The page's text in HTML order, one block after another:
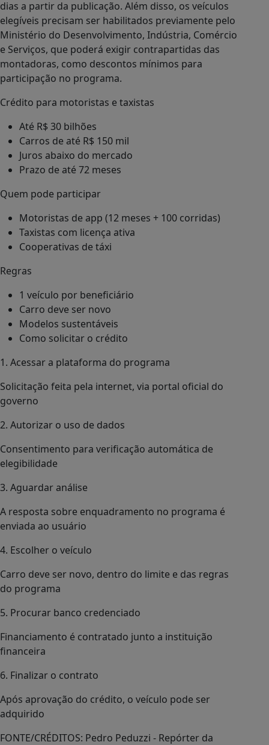
dias a partir da publicação. Além disso, os veículos
elegíveis precisam ser habilitados previamente pelo
Ministério do Desenvolvimento, Indústria, Comércio
e Serviços, que poderá exigir contrapartidas das
montadoras, como descontos mínimos para
participação no programa.
Crédito para motoristas e taxistas
Até R$ 30 bilhões
Carros de até R$ 150 mil
Juros abaixo do mercado
Prazo de até 72 meses
Quem pode participar
Motoristas de app (12 meses + 100 corridas)
Taxistas com licença ativa
Cooperativas de táxi
Regras
1 veículo por beneficiário
Carro deve ser novo
Modelos sustentáveis
Como solicitar o crédito
1. Acessar a plataforma do programa
Solicitação feita pela internet, via portal oficial do
governo
2. Autorizar o uso de dados
Consentimento para verificação automática de
elegibilidade
3. Aguardar análise
A resposta sobre enquadramento no programa é
enviada ao usuário
4. Escolher o veículo
Carro deve ser novo, dentro do limite e das regras
do programa
5. Procurar banco credenciado
Financiamento é contratado junto a instituição
financeira
6. Finalizar o contrato
Após aprovação do crédito, o veículo pode ser
adquirido
FONTE/CRÉDITOS: Pedro Peduzzi - Repórter da